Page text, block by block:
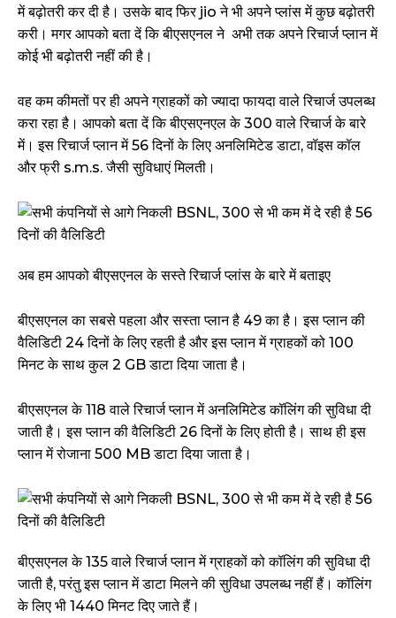
में बढ़ोतरी कर दी है। उसके बाद फिर jio ने भी अपने प्लांस में कुछ बढ़ोतरी
करी। मगर आपको बता दें कि बीएसएनल ने अभी तक अपने रिचार्ज प्लान में
कोई भी बढ़ोतरी नहीं की है।
वह कम कीमतों पर ही अपने ग्राहकों को ज्यादा फायदा वाले रिचार्ज उपलब्ध
करा रहा है। आपको बता दें कि बीएसएनएल के ₹300 वाले रिचार्ज के बारे
में। इस रिचार्ज प्लान में 56 दिनों के लिए अनलिमिटेड डाटा, वॉइस कॉल
और फ्री s.m.s. जैसी सुविधाएं मिलती।
अब हम आपको बीएसएनल के सस्ते रिचार्ज प्लांस के बारे में बताइए
बीएसएनल का सबसे पहला और सस्ता प्लान है ₹49 का है। इस प्लान की
वैलिडिटी 24 दिनों के लिए रहती है और इस प्लान में ग्राहकों को 100
मिनट के साथ कुल 2 GB डाटा दिया जाता है।
बीएसएनल के ₹118 वाले रिचार्ज प्लान में अनलिमिटेड कॉलिंग की सुविधा दी
जाती है। इस प्लान की वैलिडिटी 26 दिनों के लिए होती है। साथ ही इस
प्लान में रोजाना 500 MB डाटा दिया जाता है।
बीएसएनल के ₹135 वाले रिचार्ज प्लान में ग्राहकों को कॉलिंग की सुविधा दी
जाती है, परंतु इस प्लान में डाटा मिलने की सुविधा उपलब्ध नहीं हैं। कॉलिंग
के लिए भी 1440 मिनट दिए जाते हैं।